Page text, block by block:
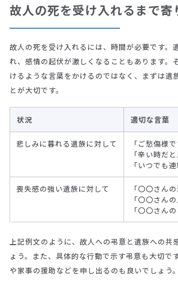
故人の死を受け入れるまで寄
故人の死を受け入れるには、時間が必要です。
れ、感情の起伏が激しくなることもあります。
けるような言葉をかけるのではなく、まずは遺
とが大切です。
状況 適切な言葉
悲しみに暮れる遺族に対して
「ご愁傷様
「辛い時だ
「いつでも
喪失感の強い遺族に対して
「〇〇さん
「〇〇さん
「〇〇さん
上記例文のように、故人への弔意と遺族への共
ょう。また、具体的な行動で示す弔意も大切で
や家事の援助などを申し出るのも良いでしょう。